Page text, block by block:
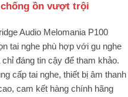
ồn vượt trội
Audio Melomania P100
tai nghe phù hợp với gu nghe
chỉ đáng tin cậy để tham khảo.
cấp tai nghe, thiết bị âm thanh
cam kết hàng chính hãng